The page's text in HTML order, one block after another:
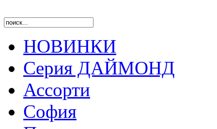
НОВИНКИ
Серия ДАЙМОНД
Ассорти
София